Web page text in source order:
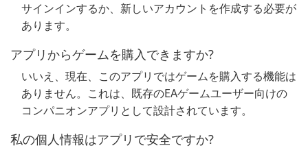
サインインするか、新しいアカウントを作成する必要が
あります。
アプリからゲームを購入できますか?
いいえ、現在、このアプリではゲームを購入する機能は
ありません。これは、既存のEAゲームユーザー向けの
コンパニオンアプリとして設計されています。
私の個人情報はアプリで安全ですか?